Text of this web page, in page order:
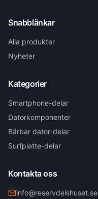
Snabblänkar
Alla produkter
Nyheter
Kategorier
Smartphone-delar
Datorkomponenter
Bärbar dator-delar
Surfplatte-delar
Kontakta oss
info@reservdelshuset.se